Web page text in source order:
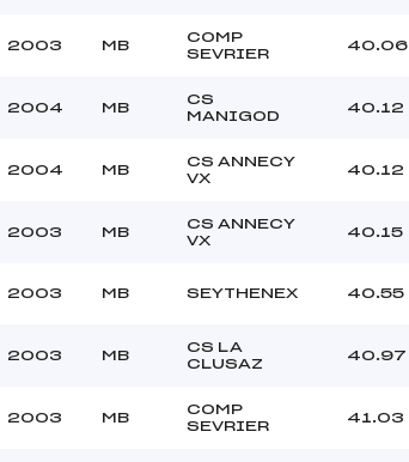
2003 MB
COMP
SEVRIER
40.06
2004 MB
CS
MANIGOD
40.12
2004 MB
CS ANNECY
VX
40.12
2003 MB
CS ANNECY
VX
40.15
2003 MB SEYTHENEX 40.55
2003 MB
CS LA
CLUSAZ
40.97
2003 MB
COMP
SEVRIER
41.03